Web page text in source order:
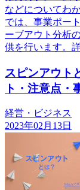
などについてわ
では、事業ポー
ーブアウト分析
供を行います。
スピンアウト
ト・注意点・
経営・ビジネス
2023年02月13日